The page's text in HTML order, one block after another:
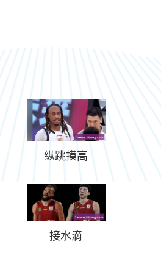
纵跳摸高
接水滴